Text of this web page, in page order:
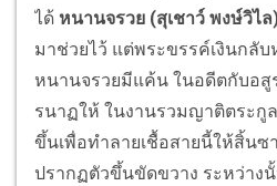
ได้ หนานจรวย (สุเชาว์ พงษ์วิไล
มาช่วยไว้ แต่พระขรรค์เงินกลับ
หนานจรวยมีแค้น ในอดีตกับอสู
รนาฏให้ ในงานรวมญาติตระกู
ขึ้นเพื่อทำลายเชื้อสายนี้ให้สิ้นซ
ปรากฏตัวขึ้นขัดขวาง ระหว่าง